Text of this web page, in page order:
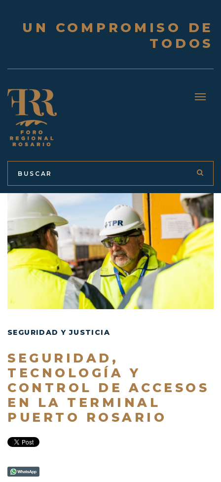
UN COMPROMISO DE
TODOS
SEGURIDAD Y JUSTICIA
SEGURIDAD,
TECNOLOGÍA Y
CONTROL DE ACCESOS
EN LA TERMINAL
PUERTO ROSARIO